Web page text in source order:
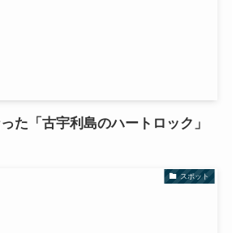
た「古宇利島のハートロック」
スポット